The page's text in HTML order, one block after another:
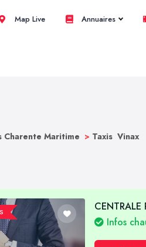
Map Live Annuaires
Charente Maritime > Taxis Vinax
CENTRALE
Infos